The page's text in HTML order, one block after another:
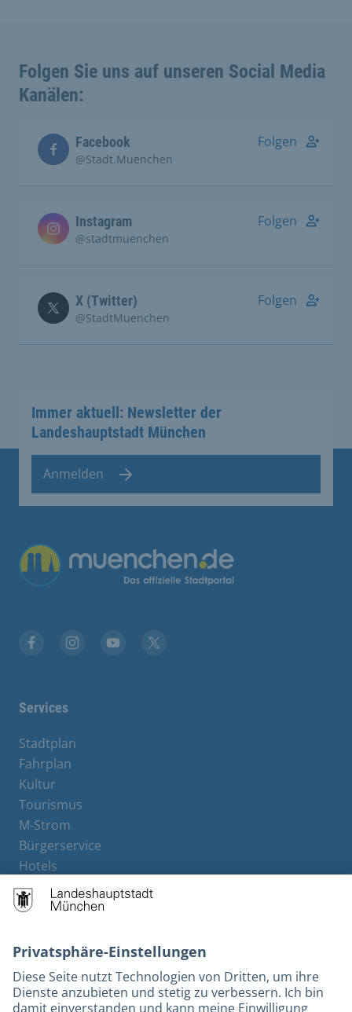
Folgen Sie uns auf unseren Social Media
Kanälen:
Facebook
@Stadt.Muenchen
Folgen
Instagram
@stadtmuenchen
Folgen
X (Twitter)
@StadtMuenchen
Folgen
Immer aktuell: Newsletter der
Landeshauptstadt München
Anmelden
Übergreifende Links
Services
Stadtplan
Fahrplan
Kultur
Tourismus
M-Strom
Bürgerservice
Hotels
Barrierefreiheit
Leichte Sprache
Gebärdensprache